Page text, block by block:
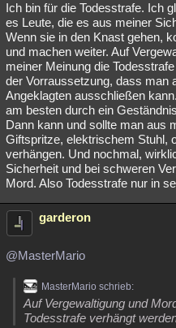
Ich bin für die Todesstrafe. Ich
es Leute, die es aus meiner
Wenn sie in den Knast gehen,
und machen weiter. Auf
meiner Meinung die
der Vorraussetzung, dass man
Angeklagten ausschließen
am besten durch ein
Dann kann und sollte man aus
Giftspritze, elektrischem Stuhl,
verhängen. Und nochmal,
Sicherheit und bei schweren
Mord. Also Todesstrafe nur in
garderon
@MasterMario
MasterMario schrieb:
Auf Vergewaltigung und
Todesstrafe verhängt